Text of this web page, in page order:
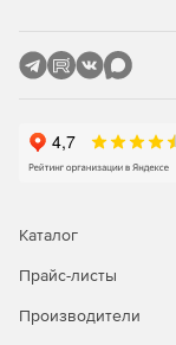
Каталог
Прайс-листы
Производители